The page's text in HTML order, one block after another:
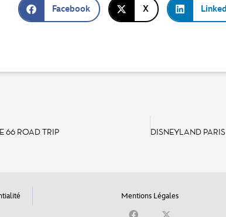
Facebook X
66 ROAD TRIP
Mentions Légales